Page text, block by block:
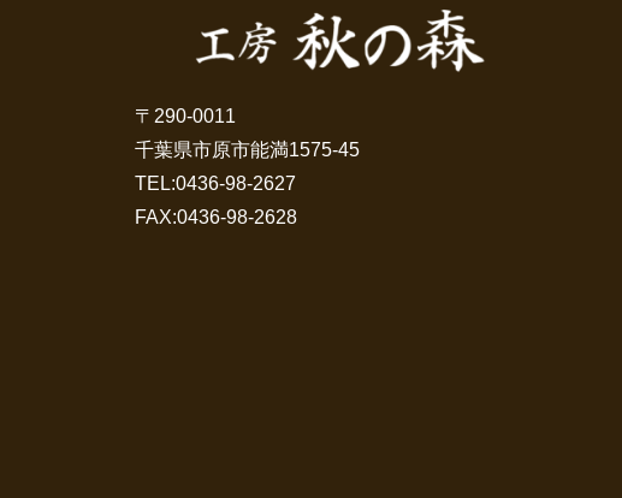
〒290-0011
千葉県市原市能満1575-45
TEL:0436-98-2627
FAX:0436-98-2628